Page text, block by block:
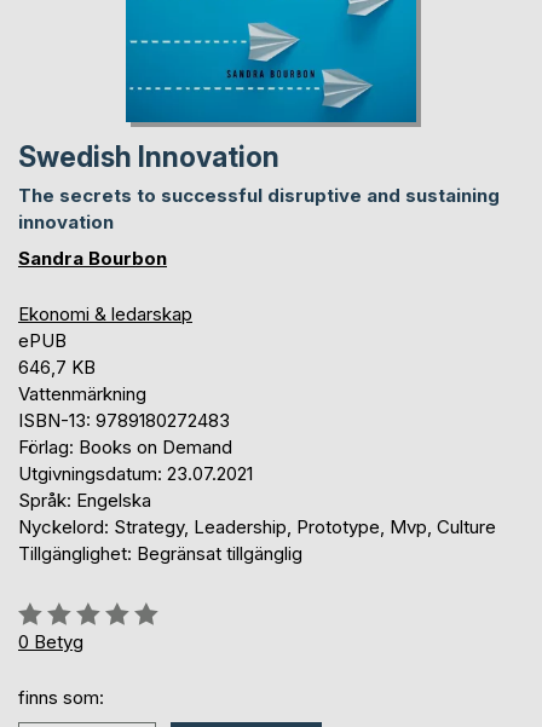
Swedish Innovation
The secrets to successful disruptive and sustaining
innovation
Sandra Bourbon
Ekonomi & ledarskap
ePUB
646,7 KB
Vattenmärkning
ISBN-13: 9789180272483
Förlag: Books on Demand
Utgivningsdatum: 23.07.2021
Språk: Engelska
Nyckelord: Strategy, Leadership, Prototype, Mvp, Culture
Tillgänglighet: Begränsat tillgänglig
Betyg::
0%
0 Betyg
finns som: